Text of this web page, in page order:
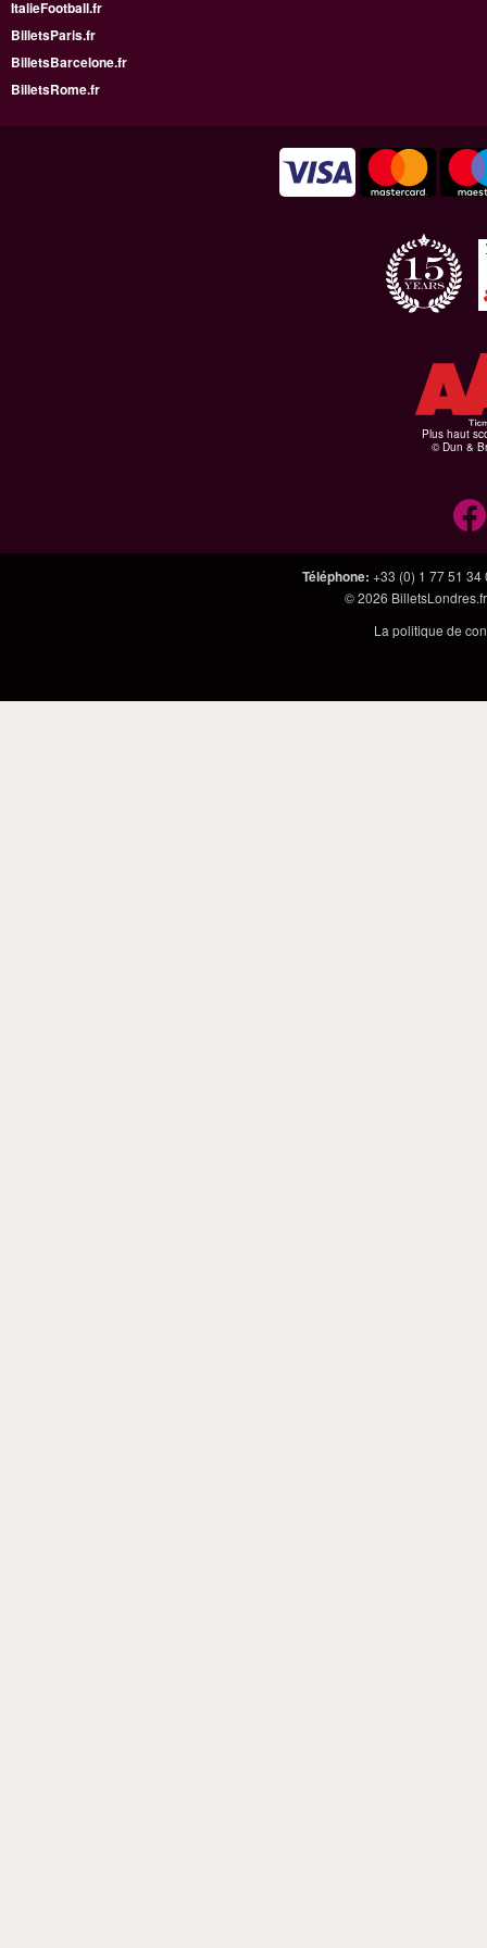
ItalieFootball.fr
BilletsParis.fr
BilletsBarcelone.fr
BilletsRome.fr
Plus haut
© Dun &
Téléphone: +33 (0) 1 77 51 34
© 2026 BilletsLondres.fr
La politique de